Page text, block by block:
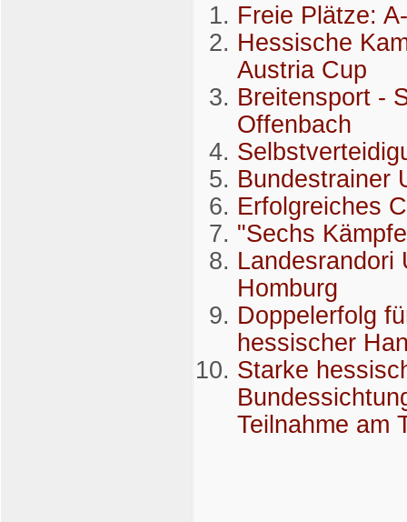
Freie Plätze:
Hessische
Austria Cup
Breitensport -
Offenbach
Bundestrainer
Erfolgreiches
"Sechs
Landesrandori
Homburg
Doppelerfolg
hessischer
Starke
Teilnahme am